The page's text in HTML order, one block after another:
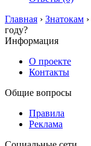
Главная › Знатокам ›
году?
Информация
О проекте
Контакты
Общие вопросы
Правила
Реклама